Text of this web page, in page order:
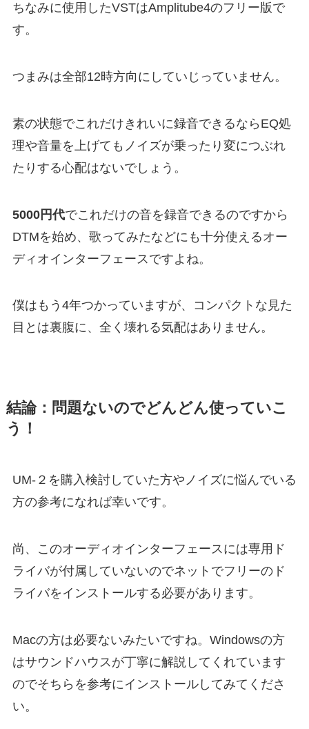
ちなみに使用したVSTはAmplitube4のフリー版で
す。
つまみは全部12時方向にしていじっていません。
素の状態でこれだけきれいに録音できるならEQ処
理や音量を上げてもノイズが乗ったり変につぶれ
たりする心配はないでしょう。
5000円代でこれだけの音を録音できるのですから
DTMを始め、歌ってみたなどにも十分使えるオー
ディオインターフェースですよね。
僕はもう4年つかっていますが、コンパクトな見た
目とは裏腹に、全く壊れる気配はありません。
結論：問題ないのでどんどん使っていこ
う！
UM-２を購入検討していた方やノイズに悩んでいる
方の参考になれば幸いです。
尚、このオーディオインターフェースには専用ド
ライバが付属していないのでネットでフリーのド
ライバをインストールする必要があります。
Macの方は必要ないみたいですね。Windowsの方
はサウンドハウスが丁寧に解説してくれています
のでそちらを参考にインストールしてみてくださ
い。